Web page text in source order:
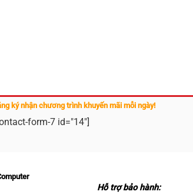
ký nhận chương trình khuyến mãi mỗi ngày!
form-7 id="14"]
Hỗ trợ bảo hành: